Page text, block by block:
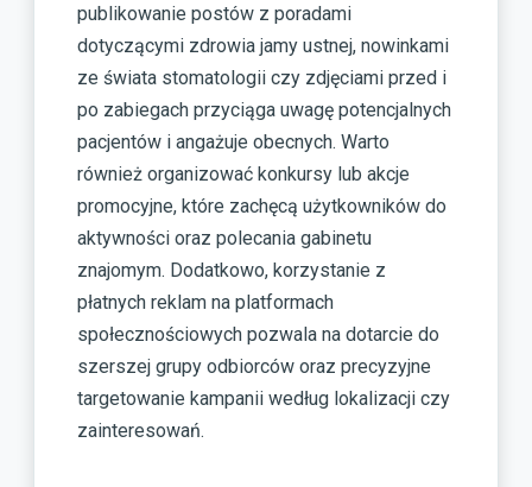
publikowanie postów z poradami
dotyczącymi zdrowia jamy ustnej, nowinkami
ze świata stomatologii czy zdjęciami przed i
po zabiegach przyciąga uwagę potencjalnych
pacjentów i angażuje obecnych. Warto
również organizować konkursy lub akcje
promocyjne, które zachęcą użytkowników do
aktywności oraz polecania gabinetu
znajomym. Dodatkowo, korzystanie z
płatnych reklam na platformach
społecznościowych pozwala na dotarcie do
szerszej grupy odbiorców oraz precyzyjne
targetowanie kampanii według lokalizacji czy
zainteresowań.